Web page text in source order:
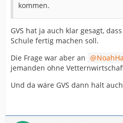
kommen.
GVS hat ja auch klar gesagt,
Schule fertig machen soll.
Die Frage war aber an
jemanden ohne
Und da wäre GVS dann halt